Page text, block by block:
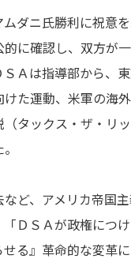
ダニ氏勝利に祝意
に確認し、双方が
Ａは指導部から、
た運動、米軍の海
タックス・ザ・リ
ど、アメリカ帝国
ＤＳＡが政権につ
る』革命的な変革